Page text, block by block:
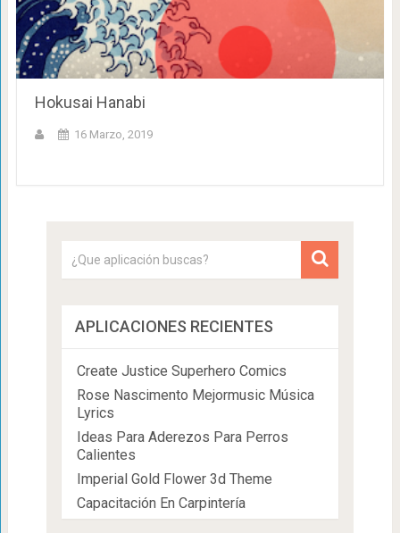
Hokusai Hanabi
16 Marzo, 2019
APLICACIONES RECIENTES
Create Justice Superhero Comics
Rose Nascimento Mejormusic Música
Lyrics
Ideas Para Aderezos Para Perros
Calientes
Imperial Gold Flower 3d Theme
Capacitación En Carpintería